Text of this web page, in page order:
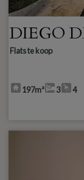
DIEGO
Flats te koop
197m² 3 4